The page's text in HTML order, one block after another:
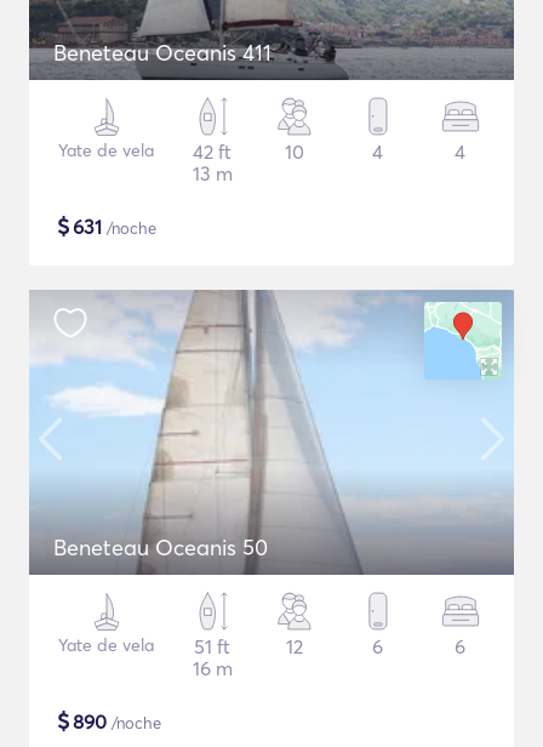
Beneteau Oceanis 411
Yate de vela
42 ft
13 m
10 4 4
$631 /noche
Beneteau Oceanis 50
Yate de vela
51 ft
16 m
12 6 6
$890 /noche